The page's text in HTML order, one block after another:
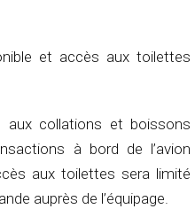
et accès aux toilettes
aux collations et boissons
à bord de l’avion
aux toilettes sera limité
auprès de l’équipage.